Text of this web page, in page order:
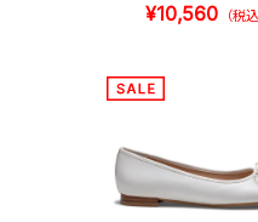
¥10,560 （税込